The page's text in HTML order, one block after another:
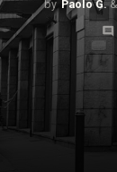
Paolo G.
comment